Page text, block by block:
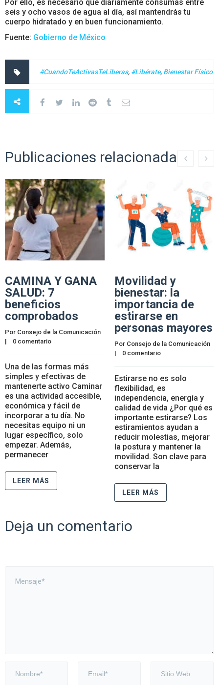
Por ello, es necesario que diariamente consumas entre
seis y ocho vasos de agua al día, así mantendrás tu
cuerpo hidratado y en buen funcionamiento.
Fuente: Gobierno de México
#CuandoTeActivasTeLiberas, #Libérate, Bienestar Físico
Publicaciones relacionadas
CAMINA Y GANA
SALUD: 7
beneficios
comprobados
Por Consejo de la Comunicación
| 0 comentario
Una de las formas más
simples y efectivas de
mantenerte activo Caminar
es una actividad accesible,
económica y fácil de
incorporar a tu día. No
necesitas equipo ni un
lugar específico, solo
empezar. Además,
permanecer
LEER MÁS
Movilidad y
bienestar: la
importancia de
estirarse en
personas mayores
Por Consejo de la Comunicación
| 0 comentario
Estirarse no es solo
flexibilidad, es
independencia, energía y
calidad de vida ¿Por qué es
importante estirarse? Los
estiramientos ayudan a
reducir molestias, mejorar
la postura y mantener la
movilidad. Son clave para
conservar la
LEER MÁS
Deja un comentario